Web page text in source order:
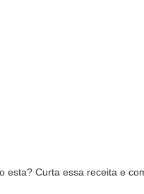
Curta essa receita e